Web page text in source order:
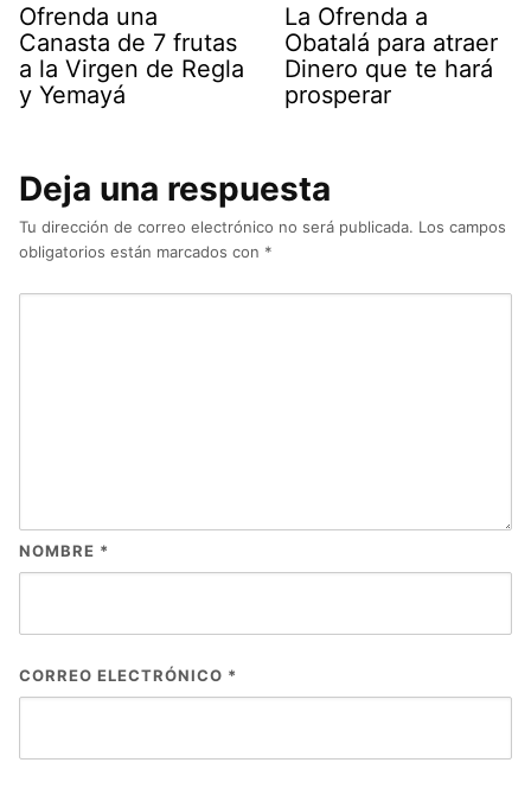
Ofrenda una
Canasta de 7 frutas
a la Virgen de Regla
y Yemayá
La Ofrenda a
Obatalá para atraer
Dinero que te hará
prosperar
Deja una respuesta
Tu dirección de correo electrónico no será publicada. Los campos
obligatorios están marcados con *
NOMBRE *
CORREO ELECTRÓNICO *